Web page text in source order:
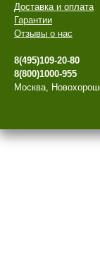
Доставка и оплата
Гарантии
Отзывы о нас
8(495)109-20-80
8(800)1000-955
Москва,